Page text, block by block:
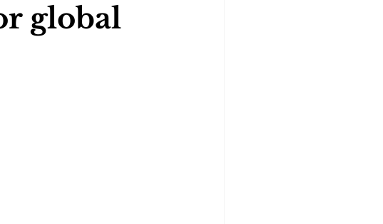
global